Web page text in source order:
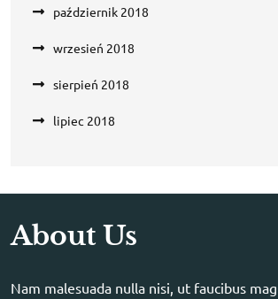
październik 2018
wrzesień 2018
sierpień 2018
lipiec 2018
About Us
Nam malesuada nulla nisi, ut faucibus